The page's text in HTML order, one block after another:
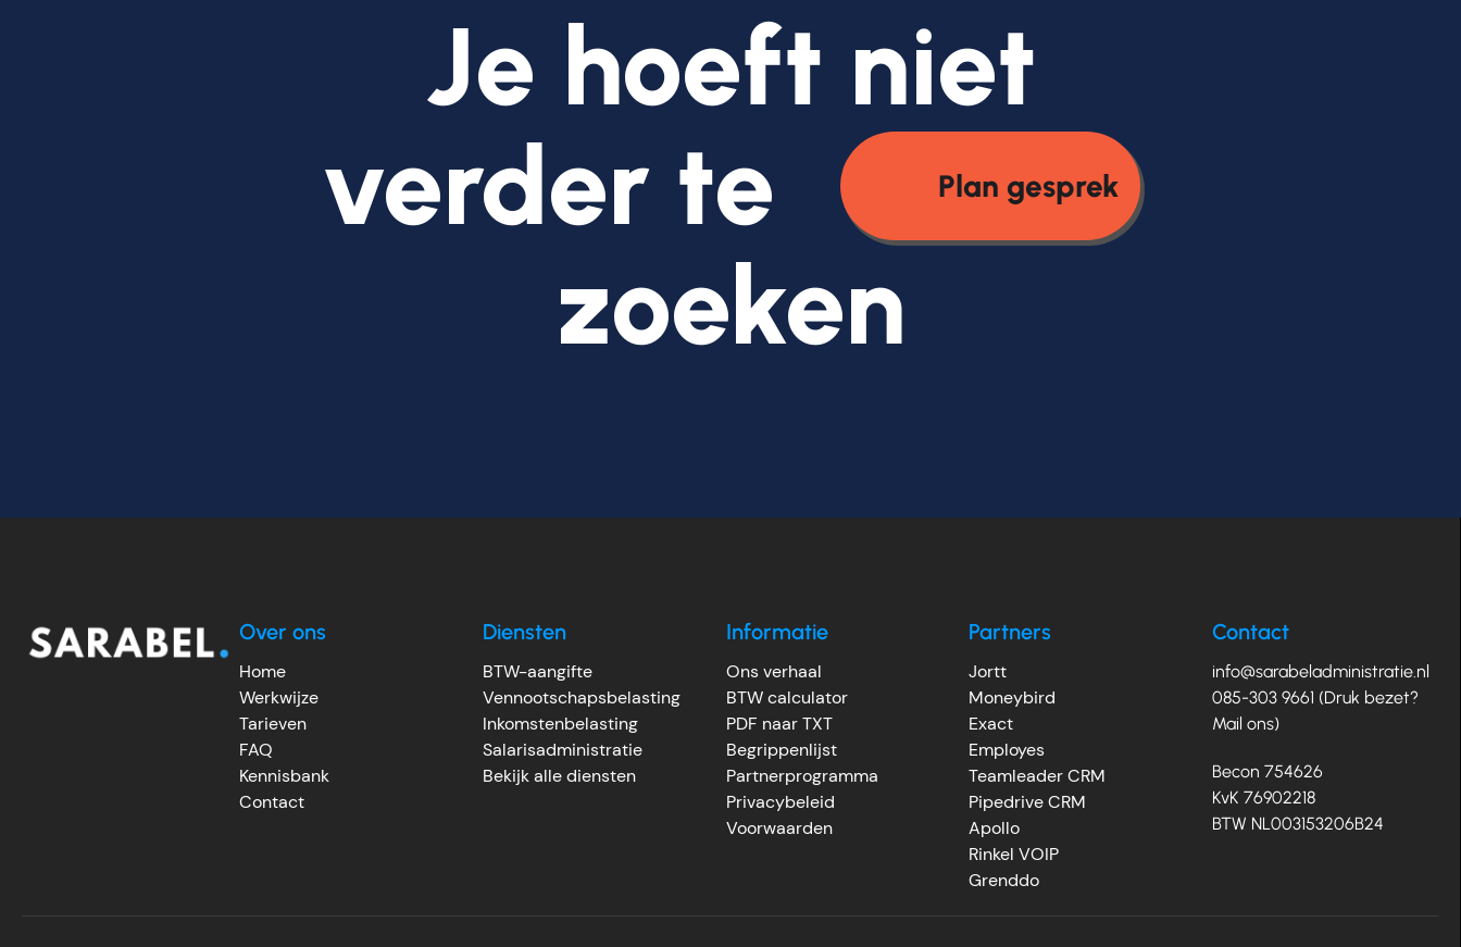
Je hoeft niet
verder te
Plan gesprek
zoeken
Over ons
Home
Werkwijze
Tarieven
FAQ
Kennisbank
Contact
Diensten
BTW-aangifte
Vennootschapsbelasting
Inkomstenbelasting
Salarisadministratie
Bekijk alle diensten
Informatie
Ons verhaal
BTW calculator
PDF naar TXT
Begrippenlijst
Partnerprogramma
Privacybeleid
Voorwaarden
Partners
Jortt
Moneybird
Exact
Employes
Teamleader CRM
Pipedrive CRM
Apollo
Rinkel VOIP
Grenddo
Contact
info@sarabeladministratie.nl
085-303 9661 (Druk bezet?
Mail ons)
Becon 754626
KvK 76902218
BTW NL003153206B24